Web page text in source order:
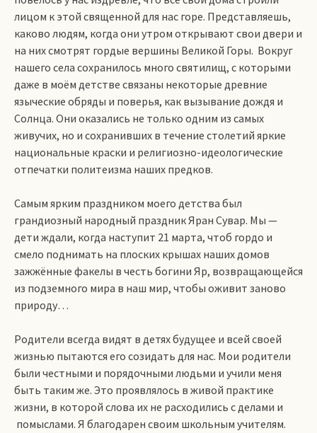
лицом к этой священной для нас горе. Представляешь,
каково людям, когда они утром открывают свои двери и
на них смотрят гордые вершины Великой Горы. Вокруг
нашего села сохранилось много святилищ, с которыми
даже в моём детстве связаны некоторые древние
языческие обряды и поверья, как вызывание дождя и
Солнца. Они оказались не только одним из самых
живучих, но и сохранивших в течение столетий яркие
национальные краски и религиозно-идеологические
отпечатки политеизма наших предков.
Самым ярким праздником моего детства был
грандиозный народный праздник Яран Сувар. Мы —
дети ждали, когда наступит 21 марта, чтоб гордо и
смело поднимать на плоских крышах наших домов
зажжённые факелы в честь богини Яр, возвращающейся
из подземного мира в наш мир, чтобы оживит заново
природу…
Родители всегда видят в детях будущее и всей своей
жизнью пытаются его созидать для нас. Мои родители
были честными и порядочными людьми и учили меня
быть таким же. Это проявлялось в живой практике
жизни, в которой слова их не расходились с делами и
помыслами. Я благодарен своим школьным учителям.